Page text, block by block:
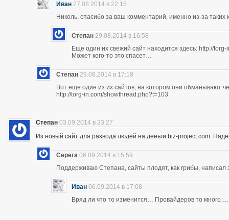
Иван 27.08.2014 в 22:15
Николь, спасибо за ваш комментарий, именно из-за
Степан 29.08.2014 в 16:58
Еще один их свежий сайт находится здесь: http://
Может кого-то это спасет…
Степан 29.08.2014 в 17:18
Вот еще один из их сайтов, на котором они обманывают
http://torg-in.com/showthread.php?t=103
Степан 03.09.2014 в 23:27
Из новый сайт для развода людей на деньги biz-project.com.
Серега 06.09.2014 в 15:59
Поддерживаю Степана, сайты плодят, как грибы,
Иван 06.09.2014 в 17:08
Вряд ли что то изменится… Провайдеров то много….